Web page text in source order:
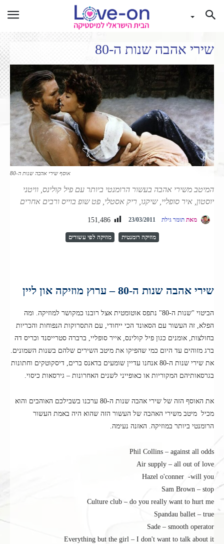
שירי אהבה שנות ה-80
אוסף שירי אהבה שנות ה-80
המיטב משירי אהבה בעשור הרומנטי ביותר עם פיל קולינס, וויטני
יוסטון, איר סופליי, שיקגו, ריק אסטלי, פט שופ בוייס ורבים אחרים
מוזיקה רומנטית מוזיקה לפי עשורים
מאת תומר גילת 23/03/2011
151,486
שירי אהבה שנות ה-80 – ערוץ מוזיקה און ליין
הביטוי "שנות ה-80" נתפס אוטומטית אצל רובנו כמקושר למוזיקה. ומה
הפלא, זה העשור עם הסאונד הכי ייחודי, עם התסרוקות הנפוחות והכריות
בחולצות, אומנים כגון פיל קולינס, אייר סופליי, ברברה סטרייסנד וכריס דה
ברג מזוהים עד היום כמי שהפיקו את מיטב השירים שלהם בשנות השמונים.
את שירי שנות ה-80 אנחנו עדיין שומעים בדאנס ברים, דיסקוטקים וחתונות
בגרסאותיהם המקוריות או כאופייני לשנים האחרונות – גירסאות כיסוי.
את האוסף הזה של שירי אהבה שנות ה-80 ערכנו בשבילכם האוהבים והוא
מכיל מיטב משירי האהבה של העשור הזה שהוא היה באמת העשור
הרומנטי ביותר במוזיקה. האזנה נעימה.
Phil Collins – against all odds
Air supply – all out of love
Hazel o'conner -will you
Sam Brown – stop
Culture club – do you really want to hurt me
Spandau ballet – true
Sade – smooth operator
Everything but the girl – I don't want to talk about it